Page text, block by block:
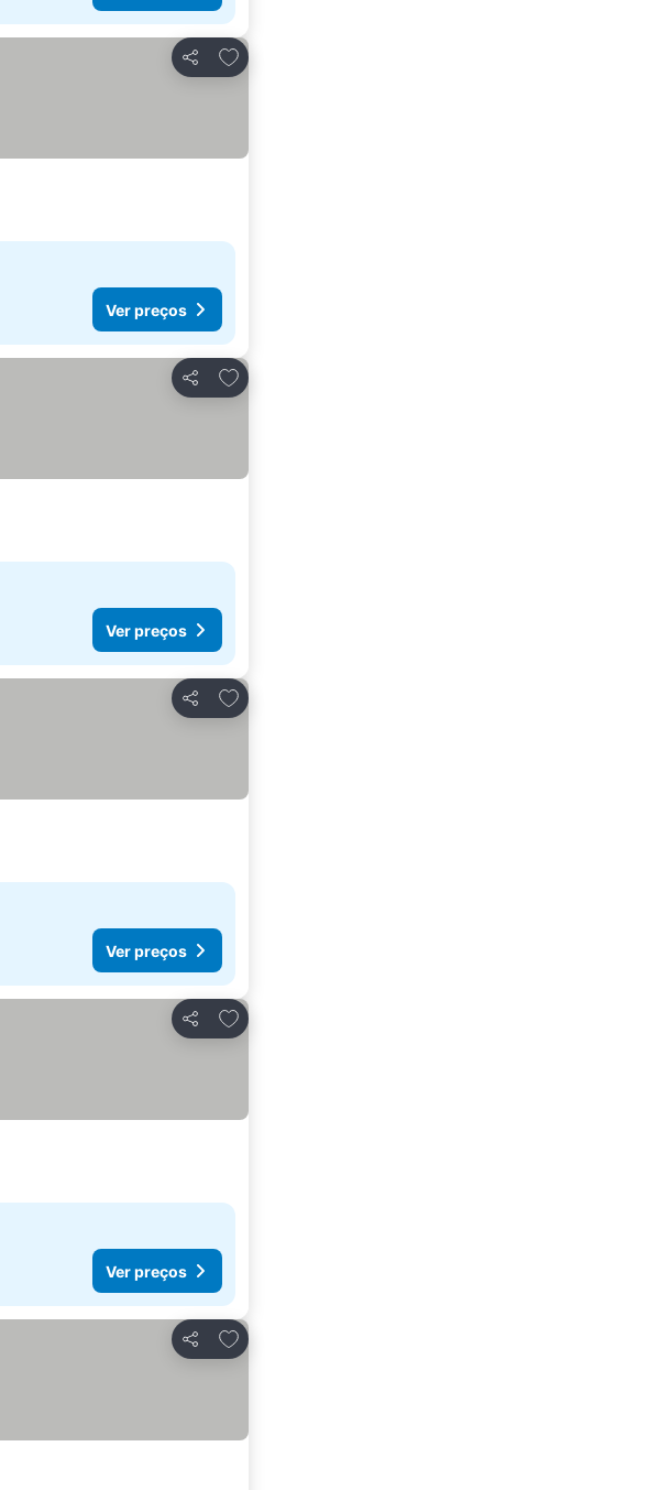
Partilhar
Adicionar aos favoritos
Ver preços
Partilhar
Adicionar aos favoritos
Ver preços
Partilhar
Adicionar aos favoritos
Ver preços
Partilhar
Adicionar aos favoritos
Ver preços
Partilhar
Adicionar aos favoritos